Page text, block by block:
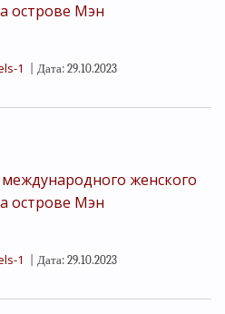
острове Мэн
1 Дата: 29.10.2023
женского
острове Мэн
1 Дата: 29.10.2023